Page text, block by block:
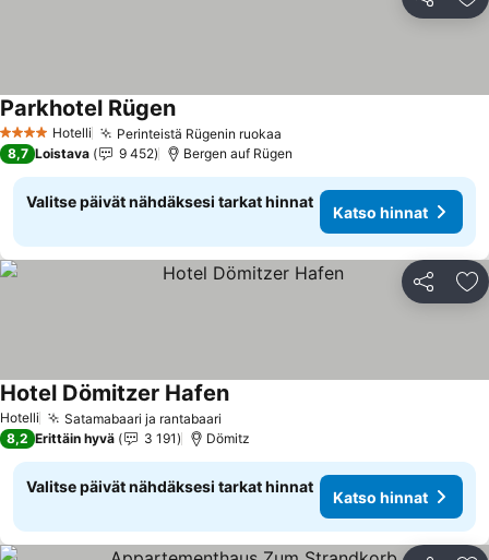
Jaa
4 Tähtiluokitus
Hotelli Perinteistä Rügenin ruokaa
Parkhotel RügenKatso hinnat
8,7 Loistava 9 452 Bergen auf Rügen
Valitse päivät nähdäksesi tarkat hinnat
Katso hinnat
Jaa
Hotelli Satamabaari ja rantabaari
Hotel Dömitzer HafenKatso hinnat
8,2 Erittäin hyvä 3 191 Dömitz
Valitse päivät nähdäksesi tarkat hinnat
Katso hinnat